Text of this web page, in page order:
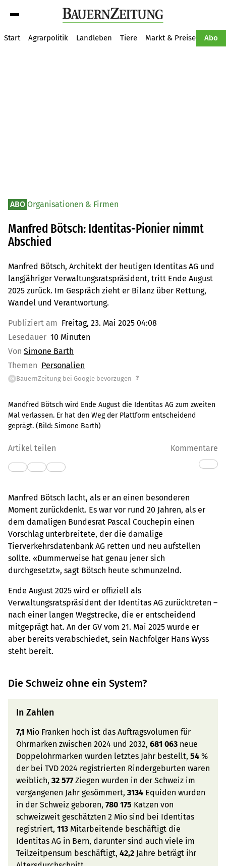
Start Agrarpolitik Landleben Tiere Markt & Preise Abo
ABO Organisationen & Firmen
Manfred Bötsch: Identitas-Pionier nimmt
Abschied
Manfred Bötsch, Architekt der heutigen Identitas AG und
langjähriger Verwaltungsratspräsident, tritt Ende August
2025 zurück. Im Gespräch zieht er Bilanz über Rettung,
Wandel und Verantwortung.
Publiziert am Freitag, 23. Mai 2025 04:08
Lesedauer 10 Minuten
Von Simone Barth
Themen Personalien
G BauernZeitung bei Google bevorzugen ?
Mandfred Bötsch wird Ende August die Identitas AG zum zweiten
Mal verlassen. Er hat den Weg der Plattform entscheidend
geprägt. (Bild: Simone Barth)
Artikel teilen Kommentare
Manfred Bötsch lacht, als er an einen besonderen
Moment zurückdenkt. Es war vor rund 20 Jahren, als er
dem damaligen Bundesrat Pascal Couchepin einen
Vorschlag unterbreitete, der die damalige
Tierverkehrsdatenbank AG retten und neu aufstellen
sollte. «Dummerweise hat genau jener sich
durchgesetzt», sagt Bötsch heute schmunzelnd.
Ende August 2025 wird er offiziell als
Verwaltungsratspräsident der Identitas AG zurücktreten –
nach einer langen Wegstrecke, die er entscheidend
mitgeprägt hat. An der GV vom 21. Mai 2025 wurde er
aber bereits verabschiedet, sein Nachfolger Hans Wyss
steht bereit.
Die Schweiz ohne ein System?
In Zahlen
7,1 Mio Franken hoch ist das Auftragsvolumen für
Ohrmarken zwischen 2024 und 2032, 681 063 neue
Doppelohrmarken wurden letztes Jahr bestellt, 54 %
der bei TVD 2024 registrierten Rindergeburten waren
weiblich, 32 577Ziegen wurden in der Schweiz im
vergangenen Jahr gesömmert, 3134 Equiden wurden
in der Schweiz geboren, 780 175 Katzen von
schweizweit geschätzten 2 Mio sind bei Identitas
registriert, 113 Mitarbeitende beschäftigt die
Identitas AG in Bern, darunter sind auch viele im
Teilzeitpensum beschäftigt, 42,2 Jahre beträgt ihr